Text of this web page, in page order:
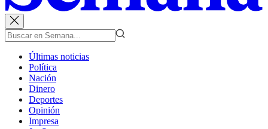
Últimas noticias
Política
Nación
Dinero
Deportes
Opinión
Impresa